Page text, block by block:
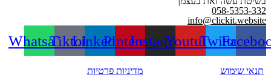
058-5353-332
info@clickit.website
Twitter
Youtube
Instagram
Pinterest
Linkedin
Tiktok
Whatsapp
תנאי שימוש מדיניות פרטיות